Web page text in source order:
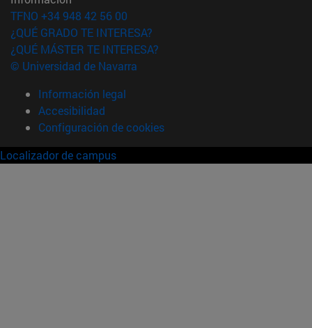
TFNO +34 948 42 56 00
¿QUÉ GRADO TE INTERESA?
¿QUÉ MÁSTER TE INTERESA?
© Universidad de Navarra
Información legal
Accesibilidad
Configuración de cookies
Localizador de campus